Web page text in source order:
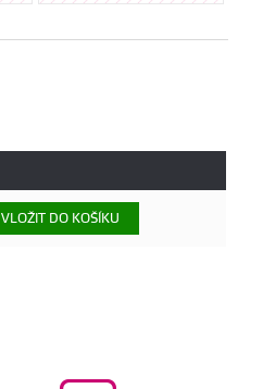
VLOŽIT DO KOŠÍKU